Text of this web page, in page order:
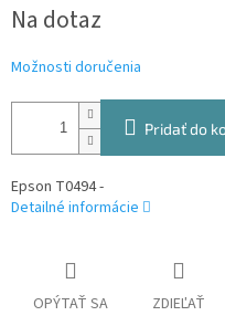
cena:
Na dotaz
Možnosti doručenia
Pridať do
Epson T0494 -
Detailné informácie
OPÝTAŤ SA ZDIEĽAŤ